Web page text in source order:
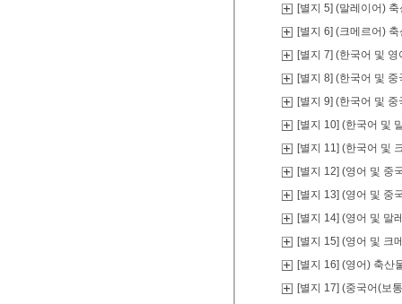
[별지 5] (말레이어)
[별지 6] (크메르어)
[별지 7] (한국어 및
[별지 8] (한국어 및
[별지 9] (한국어 및
[별지 10] (한국어 및
[별지 11] (한국어 및
[별지 12] (영어 및 중
[별지 13] (영어 및 중
[별지 14] (영어 및 말
[별지 15] (영어 및 크
[별지 16] (영어) 축산
[별지 17] (중국어(보